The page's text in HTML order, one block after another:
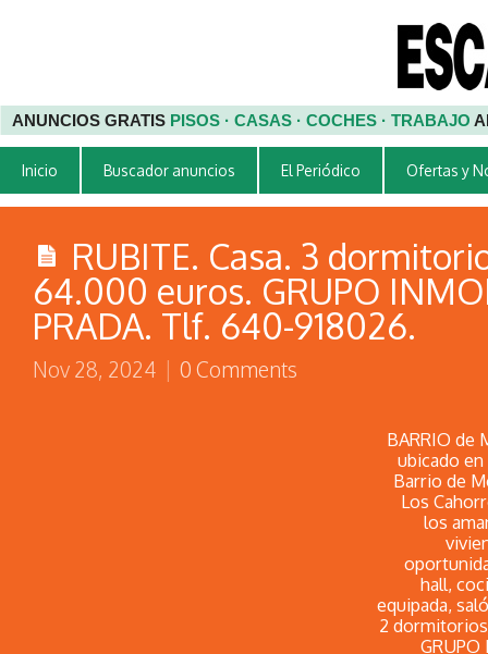
ANUNCIOS GRATIS PISOS · CASAS · COCHES · TRABAJO
Inicio Buscador anuncios El Periódico Ofertas y
RUBITE. Casa. 3
64.000 euros. GRUPO
PRADA. Tlf. 640-918026.
Nov 28, 2024 | 0 Comments
BARRIO de
ubicado
Barrio de
Los
los
hall,
equipada,
2
GRUPO